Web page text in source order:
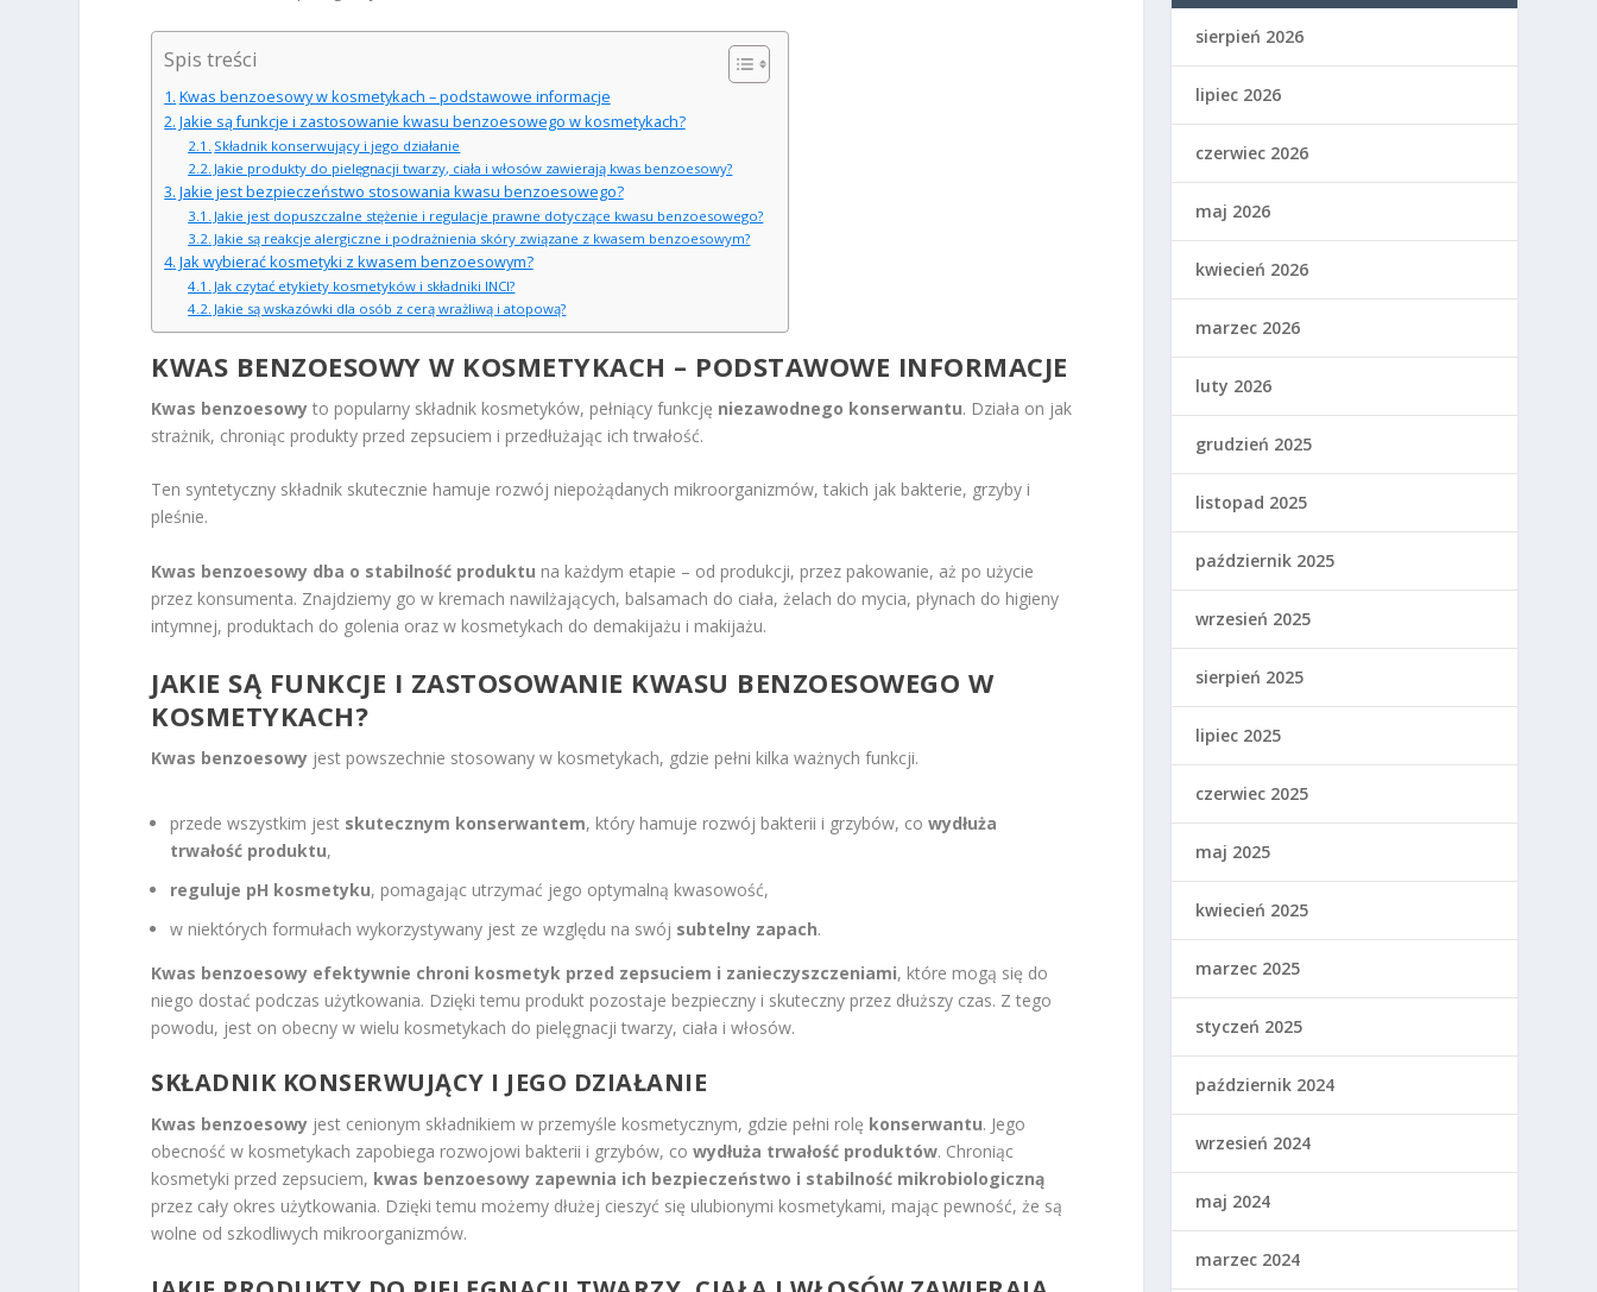
Spis treści
Kwas benzoesowy w kosmetykach – podstawowe informacje
Jakie są funkcje i zastosowanie kwasu benzoesowego w kosmetykach?
Składnik konserwujący i jego działanie
Jakie produkty do pielęgnacji twarzy, ciała i włosów zawierają kwas benzoesowy?
Jakie jest bezpieczeństwo stosowania kwasu benzoesowego?
Jakie jest dopuszczalne stężenie i regulacje prawne dotyczące kwasu benzoesowego?
Jakie są reakcje alergiczne i podrażnienia skóry związane z kwasem benzoesowym?
Jak wybierać kosmetyki z kwasem benzoesowym?
Jak czytać etykiety kosmetyków i składniki INCI?
Jakie są wskazówki dla osób z cerą wrażliwą i atopową?
KWAS BENZOESOWY W KOSMETYKACH – PODSTAWOWE INFORMACJE
Kwas benzoesowy to popularny składnik kosmetyków, pełniący funkcję niezawodnego konserwantu. Działa on jak
strażnik, chroniąc produkty przed zepsuciem i przedłużając ich trwałość.
Ten syntetyczny składnik skutecznie hamuje rozwój niepożądanych mikroorganizmów, takich jak bakterie, grzyby i
pleśnie.
Kwas benzoesowy dba o stabilność produktu na każdym etapie – od produkcji, przez pakowanie, aż po użycie
przez konsumenta. Znajdziemy go w kremach nawilżających, balsamach do ciała, żelach do mycia, płynach do higieny
intymnej, produktach do golenia oraz w kosmetykach do demakijażu i makijażu.
JAKIE SĄ FUNKCJE I ZASTOSOWANIE KWASU BENZOESOWEGO W
KOSMETYKACH?
Kwas benzoesowy jest powszechnie stosowany w kosmetykach, gdzie pełni kilka ważnych funkcji.
przede wszystkim jest skutecznym konserwantem, który hamuje rozwój bakterii i grzybów, cowydłuża
trwałość produktu,
reguluje pH kosmetyku, pomagając utrzymać jego optymalną kwasowość,
w niektórych formułach wykorzystywany jest ze względu na swój subtelny zapach.
Kwas benzoesowy efektywnie chroni kosmetyk przed zepsuciem i zanieczyszczeniami, które mogą się do
niego dostać podczas użytkowania. Dzięki temu produkt pozostaje bezpieczny i skuteczny przez dłuższy czas. Z tego
powodu, jest on obecny w wielu kosmetykach do pielęgnacji twarzy, ciała i włosów.
SKŁADNIK KONSERWUJĄCY I JEGO DZIAŁANIE
Kwas benzoesowy jest cenionym składnikiem w przemyśle kosmetycznym, gdzie pełni rolę konserwantu. Jego
obecność w kosmetykach zapobiega rozwojowi bakterii i grzybów, cowydłuża trwałość produktów. Chroniąc
kosmetyki przed zepsuciem, kwas benzoesowy zapewnia ich bezpieczeństwo i stabilność mikrobiologiczną
przez cały okres użytkowania. Dzięki temu możemy dłużej cieszyć się ulubionymi kosmetykami, mając pewność, że są
wolne od szkodliwych mikroorganizmów.
sierpień 2026
lipiec 2026
czerwiec 2026
maj 2026
kwiecień 2026
marzec 2026
luty 2026
grudzień 2025
listopad 2025
październik 2025
wrzesień 2025
sierpień 2025
lipiec 2025
czerwiec 2025
maj 2025
kwiecień 2025
marzec 2025
styczeń 2025
październik 2024
wrzesień 2024
maj 2024
marzec 2024